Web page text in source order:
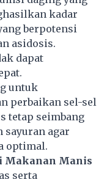
kadar
berpotensi
asidosis.
dapat
untuk
perbaikan sel-sel
tetap seimbang
sayuran agar
optimal.
Makanan Manis
serta